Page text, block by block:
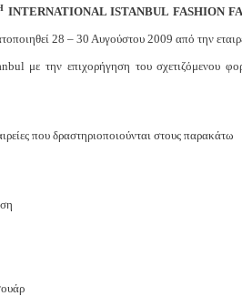
INTERNATIONAL ISTANBUL FASHION
28 – 30 Αυγούστου 2009 από την
με την επιχορήγηση του σχετιζόμενου
που δραστηριοποιούνται στους παρακάτω